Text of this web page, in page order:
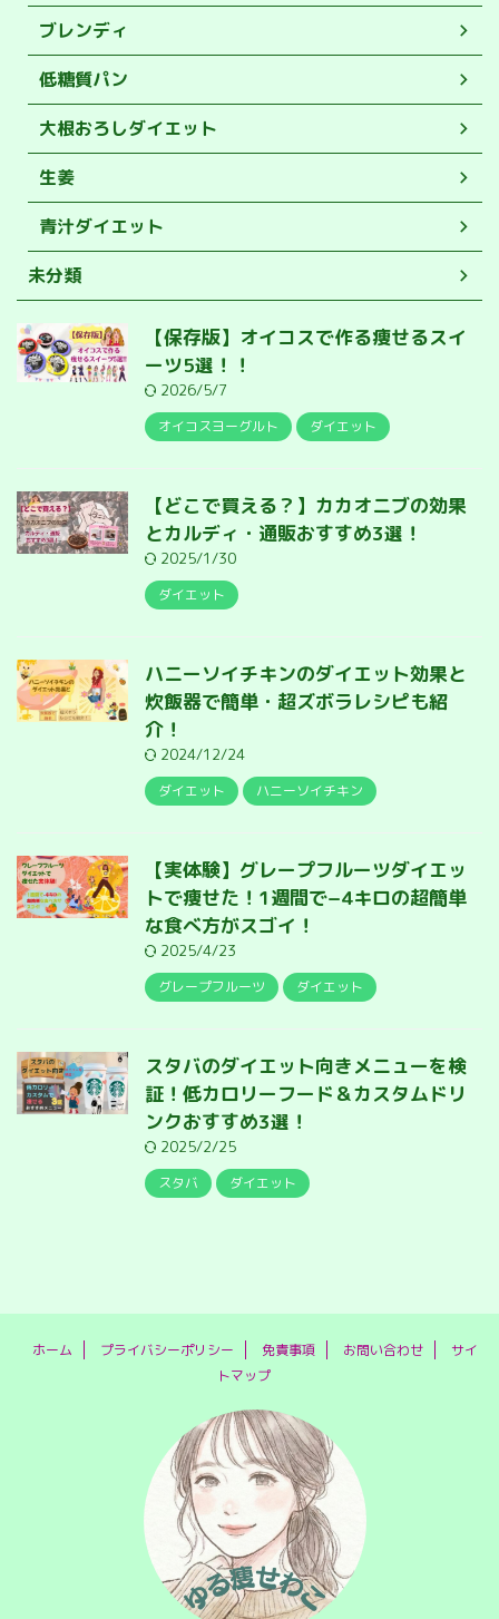
ブレンディ
低糖質パン
大根おろしダイエット
生姜
青汁ダイエット
未分類
【保存版】オイコスで作る痩せるスイ
ーツ5選！！
2026/5/7
オイコスヨーグルト ダイエット
【どこで買える？】カカオニブの効果
とカルディ・通販おすすめ3選！
2025/1/30
ダイエット
ハニーソイチキンのダイエット効果と
炊飯器で簡単・超ズボラレシピも紹
介！
2024/12/24
ダイエット ハニーソイチキン
【実体験】グレープフルーツダイエッ
トで痩せた！1週間で−4キロの超簡単
な食べ方がスゴイ！
2025/4/23
グレープフルーツ ダイエット
スタバのダイエット向きメニューを検
証！低カロリーフード＆カスタムドリ
ンクおすすめ3選！
2025/2/25
スタバ ダイエット
ホーム プライバシーポリシー 免責事項 お問い合わせ
サイ
トマップ